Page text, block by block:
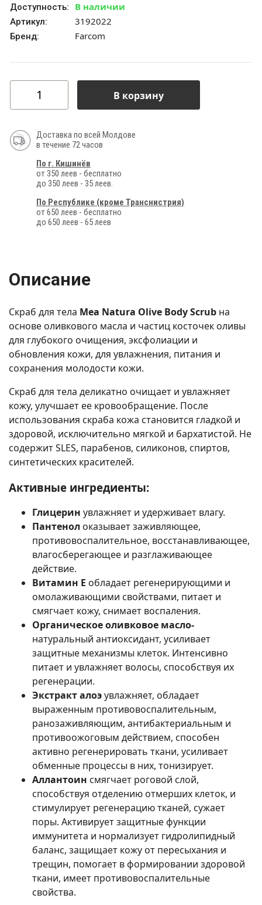
Доступность: В наличии
Артикул: 3192022
Бренд: Farcom
В корзину
Доставка по всей Молдове
в течение 72 часов
По г. Кишинёв
от 350 леев - бесплатно
до 350 леев - 35 леев.
По Республике (кроме Транснистрия)
от 650 леев - бесплатно
до 650 леев - 65 леев
Описание
Скраб для тела Mea Natura Olive Body Scrub на
основе оливкового масла и частиц косточек оливы
для глубокого очищения, эксфолиации и
обновления кожи, для увлажнения, питания и
сохранения молодости кожи.
Скраб для тела деликатно очищает и увлажняет
кожу, улучшает ее кровообращение. После
использования скраба кожа становится гладкой и
здоровой, исключительно мягкой и бархатистой. Не
содержит SLES, парабенов, силиконов, спиртов,
синтетических красителей.
Активные ингредиенты:
Глицерин увлажняет и удерживает влагу.
Пантенол оказывает заживляющее,
противовоспалительное, восстанавливающее,
влагосберегающее и разглаживающее
действие.
Витамин Е обладает регенерирующими и
омолаживающими свойствами, питает и
смягчает кожу, снимает воспаления.
Органическое оливковое масло-
натуральный антиоксидант, усиливает
защитные механизмы клеток. Интенсивно
питает и увлажняет волосы, способствуя их
регенерации.
Экстракт алоэувлажняет, обладает
выраженным противовоспалительным,
ранозаживляющим, антибактериальным и
противоожоговым действием, способен
активно регенерировать ткани, усиливает
обменные процессы в них, тонизирует.
Аллантоин смягчает роговой слой,
способствуя отделению отмерших клеток, и
стимулирует регенерацию тканей, сужает
поры. Активирует защитные функции
иммунитета и нормализует гидролипидный
баланс, защищает кожу от пересыхания и
трещин, помогает в формировании здоровой
ткани, имеет противовоспалительные
свойства.